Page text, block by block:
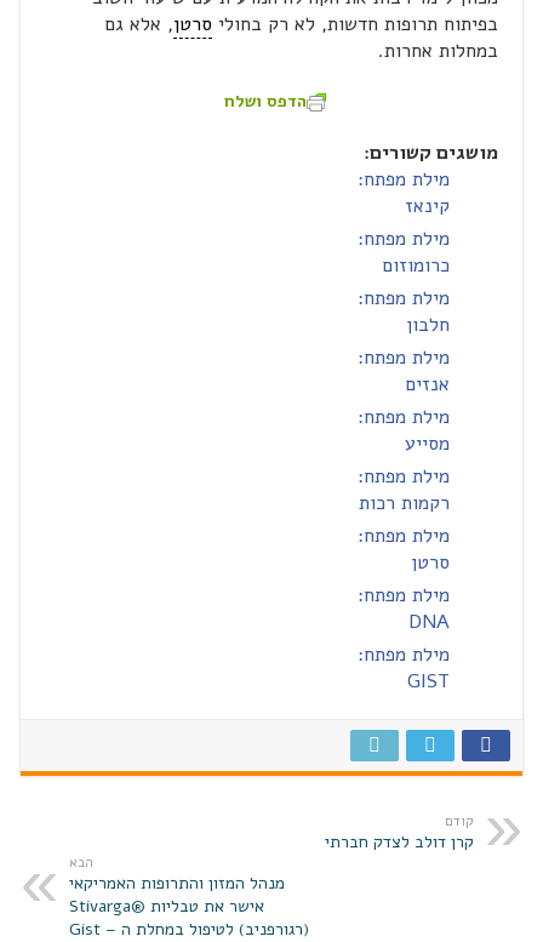
בפיתוח תרופות חדשות, לא רק בחולי סרטן, אלא גם
במחלות אחרות.
הדפס ושלח
מושגים קשורים:
מילת מפתח:
קינאז
מילת מפתח:
כרומוזום
מילת מפתח:
חלבון
מילת מפתח:
אנזים
מילת מפתח:
מסייע
מילת מפתח:
רקמות רכות
מילת מפתח:
סרטן
מילת מפתח:
DNA
מילת מפתח:
GIST
קודם
קרן דולב לצדק חברתי
הבא
מנהל המזון והתרופות האמריקאי
אישר את טבליות ®Stivarga
(רגורפניב) לטיפול במחלת ה – Gist